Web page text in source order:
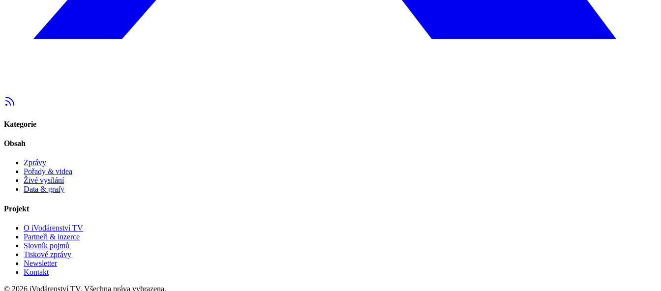
Kategorie
Obsah
Zprávy
Pořady & videa
Živé vysílání
Data & grafy
Projekt
O iVodárenství TV
Partneři & inzerce
Slovník pojmů
Tiskové zprávy
Newsletter
Kontakt
© 2026 iVodárenství TV. Všechna práva vyhrazena.